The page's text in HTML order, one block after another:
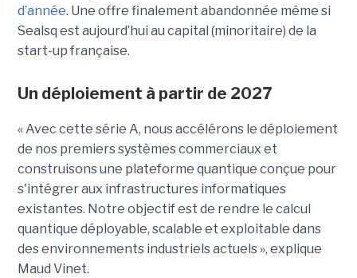
d’année. Une offre finalement abandonnée même si
Sealsq est aujourd’hui au capital (minoritaire) de la
start-up française.
Un déploiement à partir de 2027
« Avec cette série A, nous accélérons le déploiement
de nos premiers systèmes commerciaux et
construisons une plateforme quantique conçue pour
s'intégrer aux infrastructures informatiques
existantes. Notre objectif est de rendre le calcul
quantique déployable, scalable et exploitable dans
des environnements industriels actuels », explique
Maud Vinet.